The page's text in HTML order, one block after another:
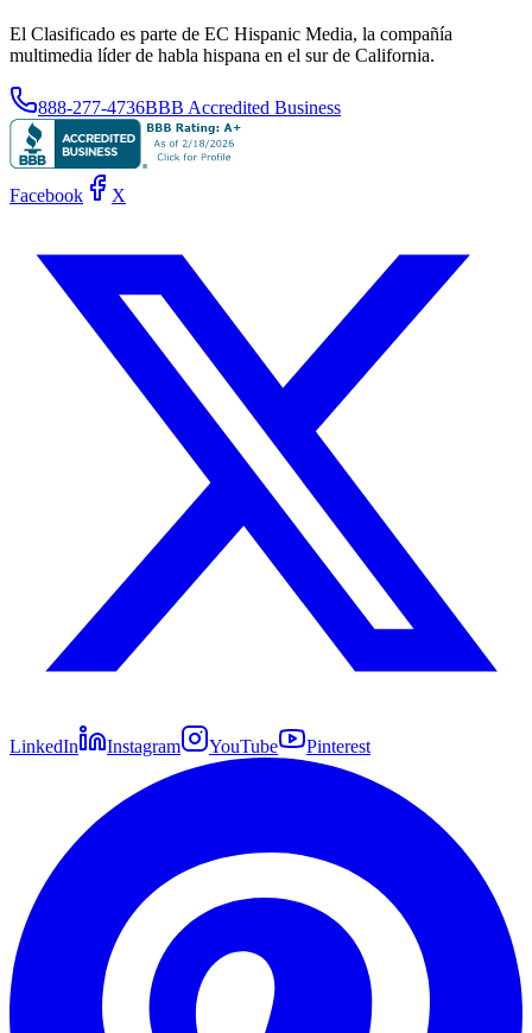
El Clasificado es parte de EC Hispanic Media, la compañía
multimedia líder de habla hispana en el sur de California.
888-277-4736BBB Accredited Business
Facebook X
LinkedIn Instagram YouTube Pinterest